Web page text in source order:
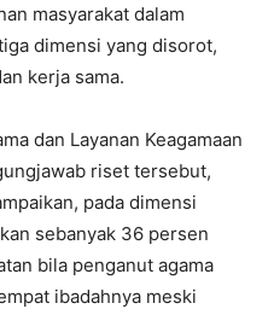
masyarakat dalam
dimensi yang disorot,
kerja sama.
dan Layanan Keagamaan
riset tersebut,
pada dimensi
sebanyak 36 persen
bila penganut agama
ibadahnya meski